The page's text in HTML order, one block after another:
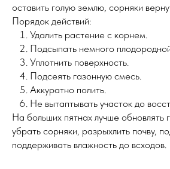
оставить голую землю, сорняки
Порядок действий:
Удалить растение с корнем.
Подсыпать немного
Уплотнить поверхность.
Подсеять газонную смесь.
Аккуратно полить.
Не вытаптывать участок до
На больших пятнах лучше обновлять
убрать сорняки, разрыхлить почву,
поддерживать влажность до всходов.